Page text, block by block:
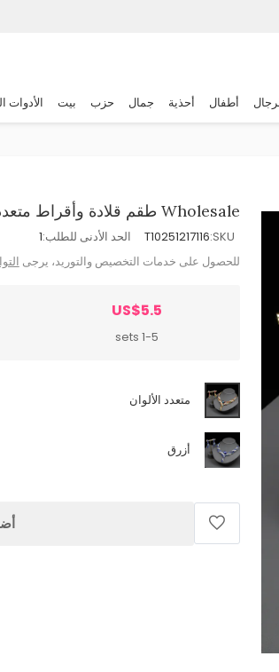
أطفال أحذية جمال حزب بيت الأدوات
Wholesale طقم قلادة وأقراط متعددة الألوان مبالغ فيه بحجر الراين للعروس
SKU:
T10251217116 الحد الأدنى للطلب:1
للحصول على خدمات التخصيص والتوريد، يرجى
US$5.5
1-5 sets
متعدد الألوان
أزرق